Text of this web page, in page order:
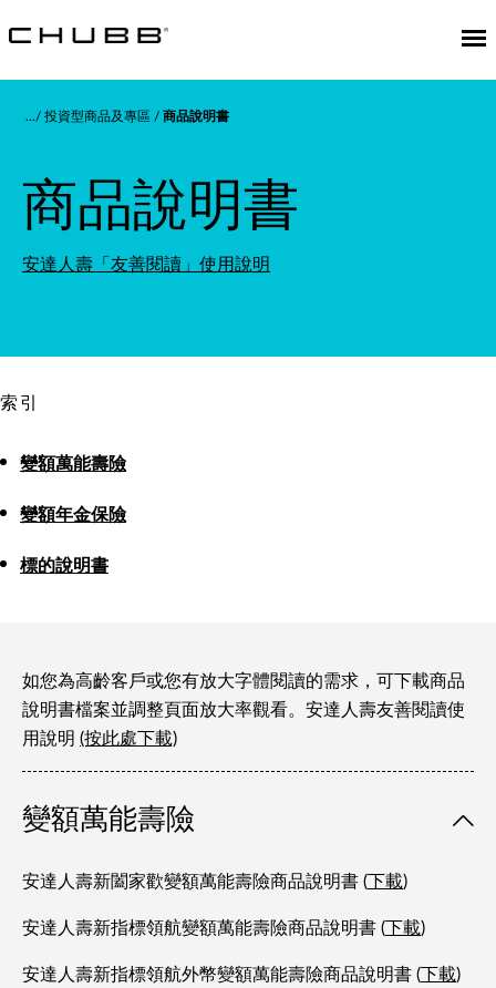
投資型商品及專區 商品說明書
商品說明書
安達人壽「友善閱讀」使用說明
索引
變額萬能壽險
變額年金保險
標的說明書
如您為高齡客戶或您有放大字體閱讀的需求，可下載商品
說明書檔案並調整頁面放大率觀看。安達人壽友善閱讀使
用說明 (按此處下載)
變額萬能壽險
安達人壽新闔家歡變額萬能壽險商品說明書 ( 下載)
安達人壽新指標領航變額萬能壽險商品說明書 ( 下載)
安達人壽新指標領航外幣變額萬能壽險商品說明書 ( 下載)